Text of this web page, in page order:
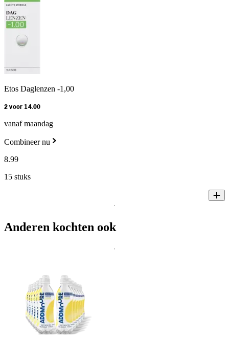
Etos Daglenzen -1,00
2 voor 14.00
vanaf maandag
Combineer nu
8.99
15 stuks
Anderen kochten ook